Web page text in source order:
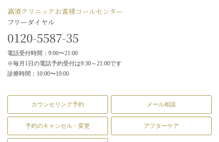
高須クリニックお客様コールセンター
フリーダイヤル
0120-5587-35
電話受付時間：9:00〜21:00
※毎月1日の電話予約受付は9:30～21:00です
診療時間：10:00〜19:00
カウンセリング予約 メール相談
予約のキャンセル・変更 アフターケア